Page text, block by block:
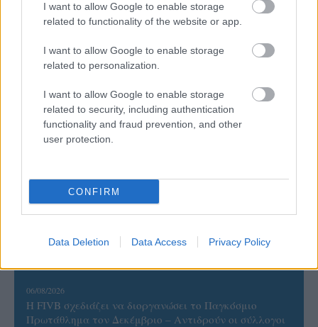
I want to allow Google to enable storage
related to functionality of the website or app.
I want to allow Google to enable storage
related to personalization.
I want to allow Google to enable storage
related to security, including authentication
functionality and fraud prevention, and other
user protection.
CONFIRM
Data Deletion Data Access Privacy Policy
06/08/2026
Η FIVB σχεδιάζει να διοργανώσει το Παγκόσμιο
Πρωτάθλημα τον Δεκέμβριο – Αντιδρούν οι σύλλογοι